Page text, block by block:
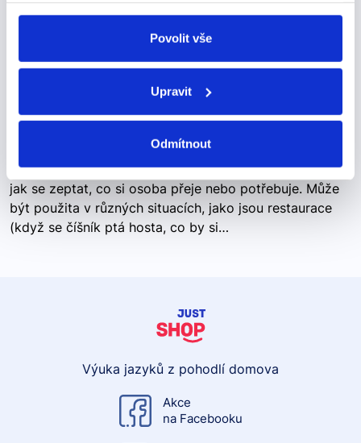
odvolat v nastavení cookies, případně se obrátit na
Povolit vše
Upravit
Odmítnout
What can I get for you?
Co pro vás mohu udělat? Co vám mohu přinést?
What can I get for you? Tato fráze je zdvořilý způsob,
jak se zeptat, co si osoba přeje nebo potřebuje. Může
být použita v různých situacích, jako jsou restaurace
(když se číšník ptá hosta, co by si…
Výuka jazyků z pohodlí domova
Akce
na Facebooku